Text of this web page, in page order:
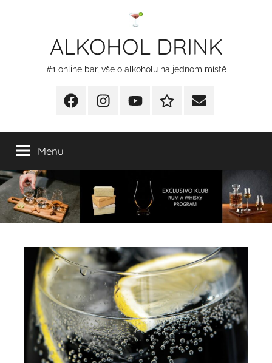
ALKOHOL DRINK
#1 online bar, vše o alkoholu na jednom místě
FacebookInstagram
YT
Redakční
E-
Menu